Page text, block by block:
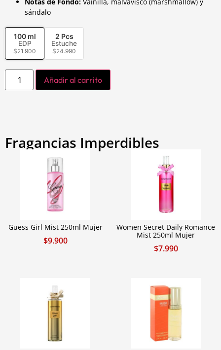
sándalo
100 ml
EDP
$21.900
2 Pcs
Estuche
$24.990
Añadir al carrito
Fragancias Imperdibles
Guess Girl Mist 250ml Mujer
$9.900
Women Secret Daily Romance
Mist 250ml Mujer
$7.990